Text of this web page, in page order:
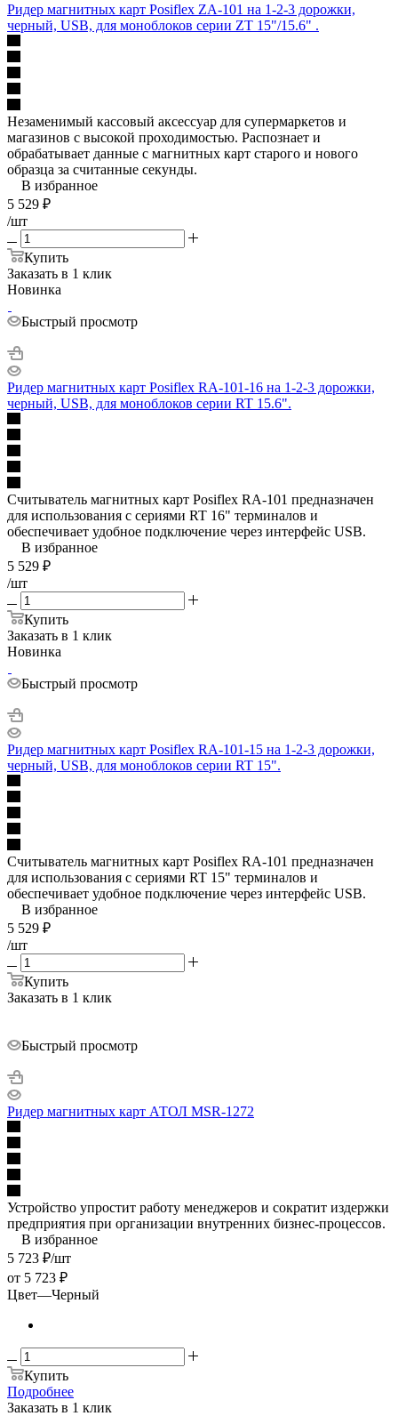
Ридер магнитных карт Posiflex ZA-101 на 1-2-3 дорожки,
черный, USB, для моноблоков серии ZT 15"/15.6" .
Незаменимый кассовый аксессуар для супермаркетов и
магазинов с высокой проходимостью. Распознает и
обрабатывает данные с магнитных карт старого и нового
образца за считанные секунды.
В избранное
5 529 ₽
/шт
Купить
Заказать в 1 клик
Новинка
Быстрый просмотр
Ридер магнитных карт Posiflex RA-101-16 на 1-2-3 дорожки,
черный, USB, для моноблоков серии RT 15.6".
Считыватель магнитных карт Posiflex RA-101 предназначен
для использования с сериями RT 16" терминалов и
обеспечивает удобное подключение через интерфейс USB.
В избранное
5 529 ₽
/шт
Купить
Заказать в 1 клик
Новинка
Быстрый просмотр
Ридер магнитных карт Posiflex RA-101-15 на 1-2-3 дорожки,
черный, USB, для моноблоков серии RT 15".
Считыватель магнитных карт Posiflex RA-101 предназначен
для использования с сериями RT 15" терминалов и
обеспечивает удобное подключение через интерфейс USB.
В избранное
5 529 ₽
/шт
Купить
Заказать в 1 клик
Быстрый просмотр
Ридер магнитных карт АТОЛ MSR-1272
Устройство упростит работу менеджеров и сократит издержки
предприятия при организации внутренних бизнес-процессов.
В избранное
5 723 ₽/шт
от 5 723 ₽
Цвет—Черный
Купить
Подробнее
Заказать в 1 клик